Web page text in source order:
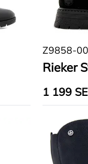
Z9858-00
Rieker
1 199